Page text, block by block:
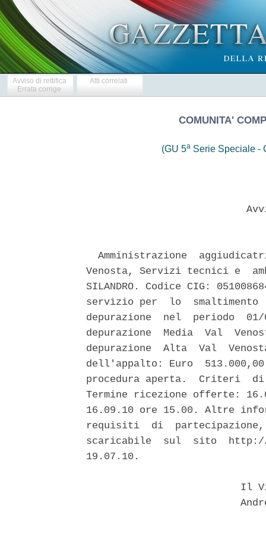
Avviso di rettifica
Errata corrige
Atti correlati
COMUNITA'
(GU 5a Serie Speciale -
Amministrazione
Venosta, Servizi tecnici e
SILANDRO. Codice CIG:
servizio per  lo
depurazione  nel  periodo
depurazione  Media  Val
depurazione  Alta  Val
dell'appalto: Euro
procedura aperta.  Criteri
Termine ricezione offerte:
16.09.10 ore 15.00. Altre
requisiti  di
scaricabile  sul  sito  http://
19.07.10.
Il